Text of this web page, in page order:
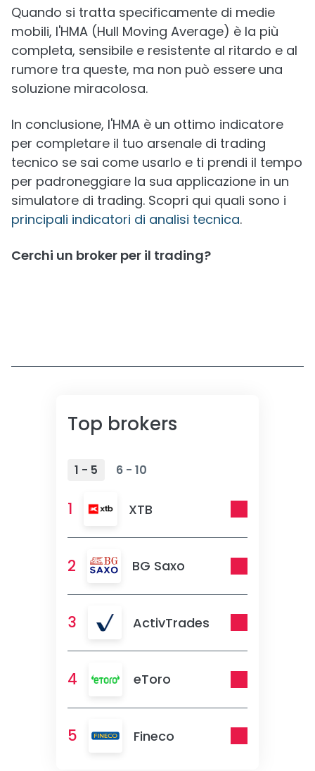
Quando si tratta specificamente di medie
mobili, l'HMA (Hull Moving Average) è la più
completa, sensibile e resistente al ritardo e al
rumore tra queste, ma non può essere una
soluzione miracolosa.
In conclusione, l'HMA è un ottimo indicatore
per completare il tuo arsenale di trading
tecnico se sai come usarlo e ti prendi il tempo
per padroneggiare la sua applicazione in un
simulatore di trading. Scopri qui quali sono i
principali indicatori di analisi tecnica.
Cerchi un broker per il trading?
Top brokers
1 - 5 6 - 10
1 XTB
2 BG Saxo
3 ActivTrades
4 eToro
5 Fineco